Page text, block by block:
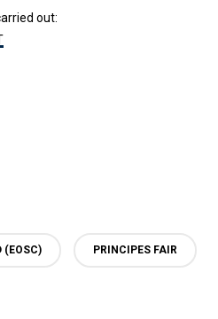
out:
(EOSC) PRINCIPES FAIR